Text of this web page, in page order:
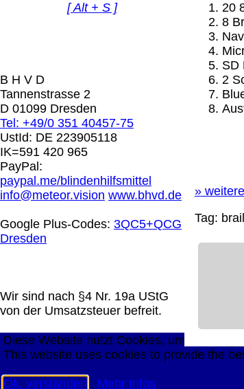
[ Alt + S ]
B H V D
Tannenstrasse 2
D 01099 Dresden
Tel: +49/0 351 40457-75
UstId: DE 223905118
IK=591 420 965
PayPal:
paypal.me/blindenhilfsmittel
info@meteor.vision www.bhvd.de
Google Plus-Codes: 3QC5+QCG
Dresden
Wir sind nach §4 Nr. 19a UStG
von der Umsatzsteuer befreit.
20
8
SD
2
»
Tag:
Der Versand
versichertes
oder von
0.00 €
Die in diesem Dokument genannten
technische Änderungen vorbehalten.
letzte Änderung: 14. September 2025
Mit einem Urteil vom 12.05.1998 - 312 O
die Anbringung eines Links, die Inhalte der
werden, dass man sich ausdrücklich von
aller gelinkten Seiten auf unserer
unserer Homepage angebrachten Links.
Die Europäische Kommission stellt eine
Seitenanfang
Impressum AGB
große Anzeige Schließen X
Diese Website nutzt Cookies, um
This website uses cookies to provide the
Ok, verstanden Mehr Infos